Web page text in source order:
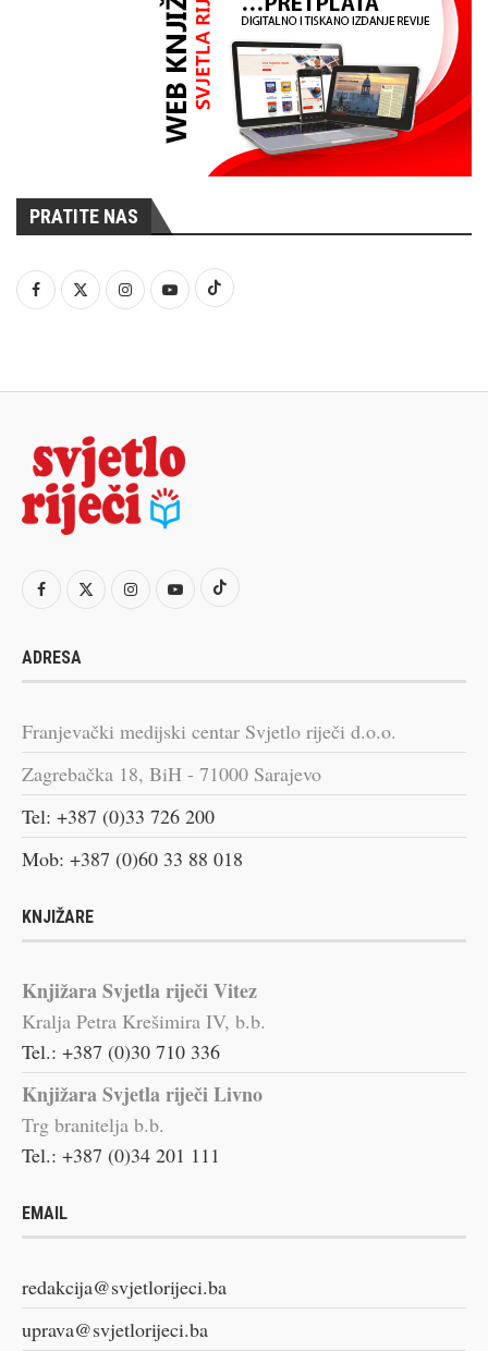
PRATITE NAS
ADRESA
Franjevački medijski centar Svjetlo riječi d.o.o.
Zagrebačka 18, BiH - 71000 Sarajevo
Tel: +387 (0)33 726 200
Mob: +387 (0)60 33 88 018
KNJIŽARE
Knjižara Svjetla riječi Vitez
Kralja Petra Krešimira IV, b.b.
Tel.: +387 (0)30 710 336
Knjižara Svjetla riječi Livno
Trg branitelja b.b.
Tel.: +387 (0)34 201 111
EMAIL
redakcija@svjetlorijeci.ba
uprava@svjetlorijeci.ba